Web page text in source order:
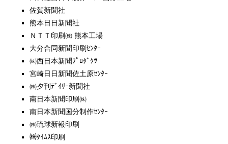
佐賀新聞社
熊本日日新聞社
ＮＴＴ印刷㈱ 熊本工場
大分合同新聞印刷ｾﾝﾀｰ
㈱西日本新聞ﾌﾟﾛﾀﾞｸﾂ
宮崎日日新聞佐土原ｾﾝﾀｰ
㈱夕刊ﾃﾞｲﾘｰ新聞社
南日本新聞印刷㈱
南日本新聞国分制作ｾﾝﾀｰ
㈱琉球新報印刷
㈱ﾀｲﾑｽ印刷